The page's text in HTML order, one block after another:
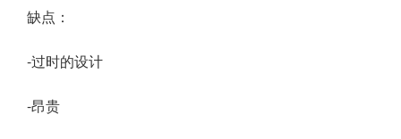
缺点：
-过时的设计
-昂贵